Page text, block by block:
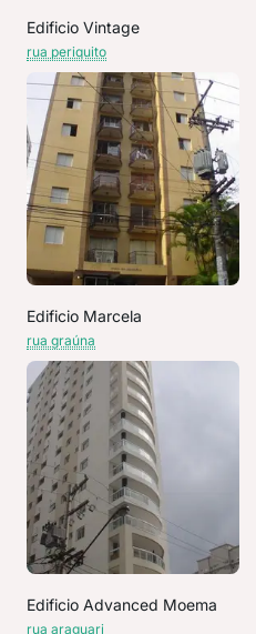
Edificio Vintage
rua periquito
Edificio Marcela
rua graúna
Edificio Advanced Moema
rua araguari